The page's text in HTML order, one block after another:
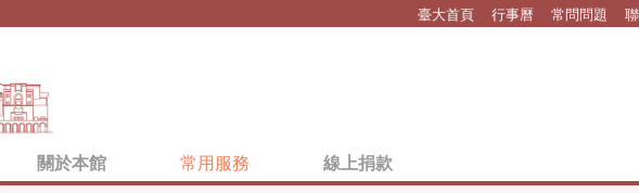
臺大首頁 行事曆 常問問題
關於本館 常用服務 線上捐款